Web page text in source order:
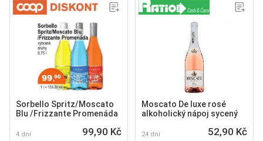
Sorbello Spritz/Moscato
Blu /Frizzante Promenáda
4 dní 99,90 Kč
Moscato De luxe rosé
alkoholický nápoj sycený
24 dní 52,90 Kč